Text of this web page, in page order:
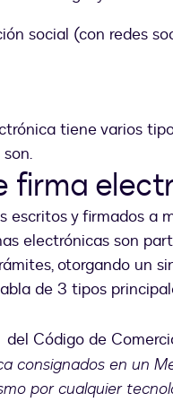
social (con redes
tiene varios
firma
escritos y firmados a
electrónicas son
otorgando un
de 3 tipos
abre em uma nova guia
del Código de
consignados en un
por cualquier